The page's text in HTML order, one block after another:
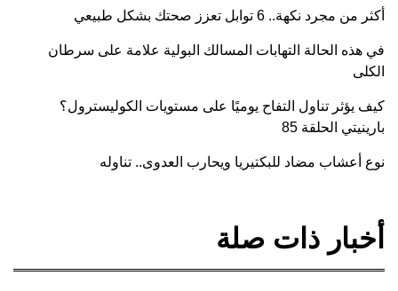
أكثر من مجرد نكهة.. 6 توابل تعزز صحتك بشكل طبيعي
في هذه الحالة التهابات المسالك البولية علامة على سرطان
الكلى
كيف يؤثر تناول التفاح يوميًا على مستويات الكوليسترول؟
بارينيتي الحلقة 85
نوع أعشاب مضاد للبكتيريا ويحارب العدوى.. تناوله
أخبار ذات صلة